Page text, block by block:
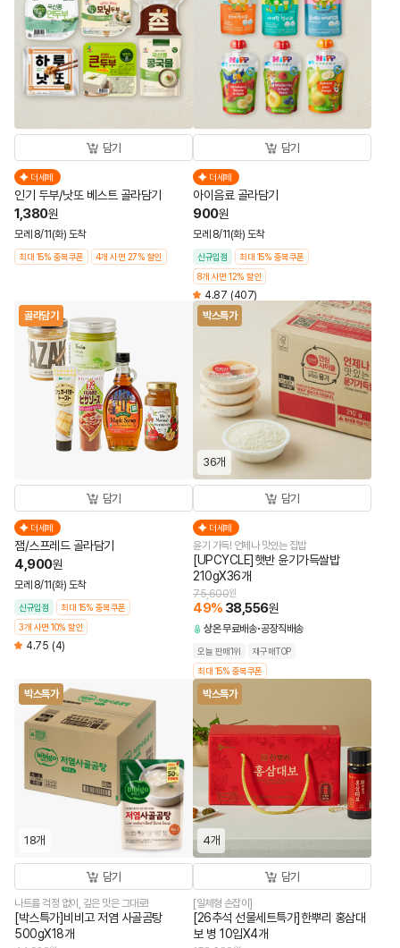
담기
더세페
인기 두부/낫또 베스트 골라담기
1,380원
모레 8/11(화) 도착
최대 15% 중복쿠폰 4개 사면 27% 할인
담기
더세페
아이음료 골라담기
900원
모레 8/11(화) 도착
신규입점
최대 15% 중복쿠폰
8개 사면 12% 할인
4.87 (407)
골라담기
담기
더세페
잼/스프레드 골라담기
4,900원
모레 8/11(화) 도착
신규입점
최대 15% 중복쿠폰
3개 사면 10% 할인
4.75 (4)
박스특가
36개
담기
더세페
윤기 가득! 언제나 맛있는 집밥
[UPCYCLE]햇반 윤기가득쌀밥
210gX36개
75,600원
49% 38,556원
상온무료배송 공장직배송
오늘 판매1위
재구매TOP
최대 15% 중복쿠폰
박스특가
18개
담기
나트륨 걱정 없이, 깊은 맛은 그대로!
[박스특가]비비고 저염 사골곰탕
500gX18개
박스특가
4개
담기
[일체형 손잡이]
[26추석 선물세트특가]한뿌리 홍삼대
보 병 10입X4개